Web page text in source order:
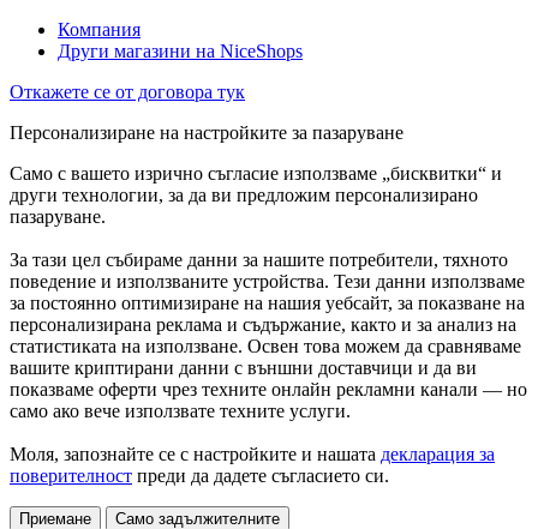
Компания
Други магазини на NiceShops
Откажете се от договора тук
Персонализиране на настройките за пазаруване
Само с вашето изрично съгласие използваме „бисквитки“ и
други технологии, за да ви предложим персонализирано
пазаруване.
За тази цел събираме данни за нашите потребители, тяхното
поведение и използваните устройства. Тези данни използваме
за постоянно оптимизиране на нашия уебсайт, за показване на
персонализирана реклама и съдържание, както и за анализ на
статистиката на използване. Освен това можем да сравняваме
вашите криптирани данни с външни доставчици и да ви
показваме оферти чрез техните онлайн рекламни канали — но
само ако вече използвате техните услуги.
Моля, запознайте се с настройките и нашата декларация за
поверителност преди да дадете съгласието си.
Приемане
Само задължителните